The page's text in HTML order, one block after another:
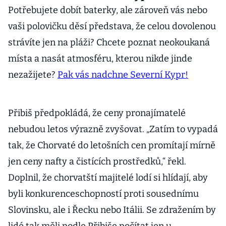
Potřebujete dobít baterky, ale zároveň vás nebo
vaši polovičku děsí představa, že celou dovolenou
strávíte jen na pláži? Chcete poznat neokoukaná
místa a nasát atmosféru, kterou nikde jinde
nezažijete? Pak vás nadchne Severní Kypr!
Přibiš předpokládá, že ceny pronajímatelé
nebudou letos výrazně zvyšovat. „Zatím to vypadá
tak, že Chorvaté do letošních cen promítají mírně
jen ceny nafty a čistících prostředků,“ řekl.
Doplnil, že chorvatští majitelé lodí si hlídají, aby
byli konkurenceschopností proti sousednímu
Slovinsku, ale i Řecku nebo Itálii. Se zdražením by